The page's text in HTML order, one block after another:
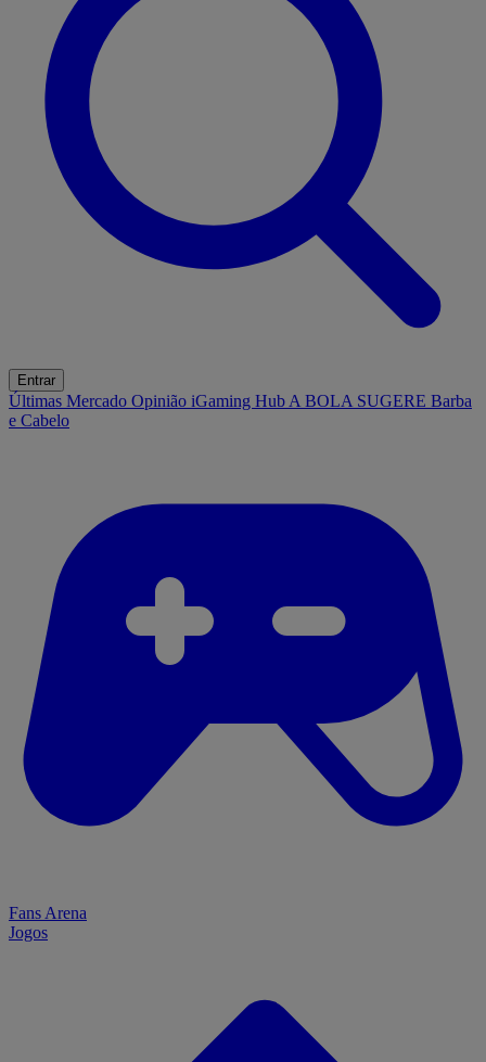
Entrar
Últimas Mercado Opinião iGaming Hub A BOLA SUGERE Barba
e Cabelo
Fans Arena
Jogos